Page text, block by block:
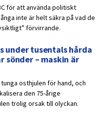
för att använda politiskt
inte är helt säkra på vad de
förvirrande.
under tusentals hårda
sönder – maskin är
osthjulen för hand, och
den 75-årige
trolig orsak till olyckan.